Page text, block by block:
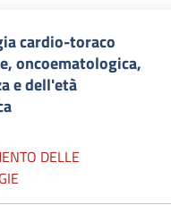
cardio-toraco
oncoematologica,
e dell'età
DELLE